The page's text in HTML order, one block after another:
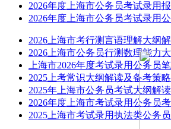
2026年度上海市公务员考试录用
2026年度上海市公务员考试录用
2026上海市考行测言语理解大纲
2026上海市公务员行测数理能力
上海市2026年度考试录用公务员
2025上考常识大纲解读及备考策略
2025年上海市公务员考试大纲解读
2026年度上海市考试录用公务员
2025上海市考试录用执法类公务